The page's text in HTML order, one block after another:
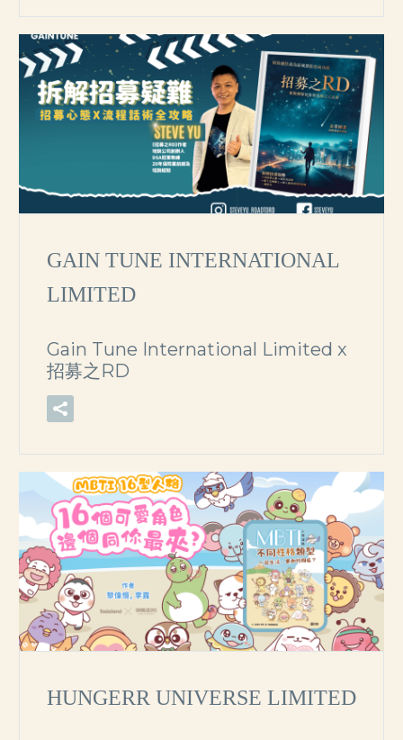
GAIN TUNE INTERNATIONAL
LIMITED
Gain Tune International Limited x
招募之RD
HUNGERR UNIVERSE LIMITED